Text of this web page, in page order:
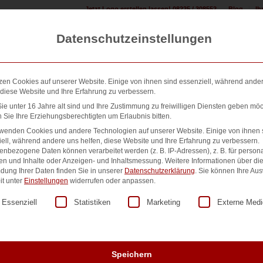
Blog
Jetzt Logo erstellen lassen! 08225 / 308552
erstellen: Design & Druck Shop: 500+ Referenzen:
Rearchivieren vom
20,00
Datenanforderungen sind im Bestelljahr und im Folgejahr
Wenn Ihr Auftrag mehr als 2 Jahre zurückliegt, liegen Ihre
Datenschutzeinstellungen
Cookies auf unserer Website. Einige von ihnen sind essenziell, während
Website und Ihre Erfahrung zu verbessern.
unter 16 Jahre alt sind und Ihre Zustimmung zu freiwilligen Diensten geben
Sie Ihre Erziehungsberechtigten um Erlaubnis bitten.
Cookies und andere Technologien auf unserer Website. Einige von ihnen
während andere uns helfen, diese Website und Ihre Erfahrung zu verbessern.
Daten können verarbeitet werden (z. B. IP-Adressen), z. B. für
und Inhalte oder Anzeigen- und Inhaltsmessung. Weitere Informationen über die
Ihrer Daten finden Sie in unserer Datenschutzerklärung. Sie können Ihre
unter Einstellungen widerrufen oder anpassen.
eine Liste der Service-Gruppen, für die eine Einwilligung
Essenziell Statistiken Marketing Externe
Speichern